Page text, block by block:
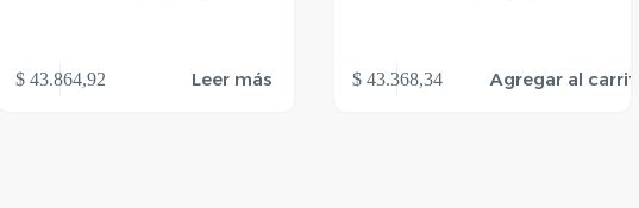
$43.864,92 Leer más $43.368,34 Agregar al carrito